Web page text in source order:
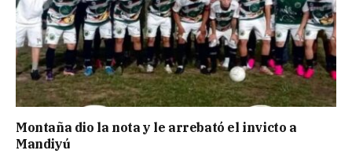
Montaña dio la nota y le arrebató el invicto a
Mandiyú